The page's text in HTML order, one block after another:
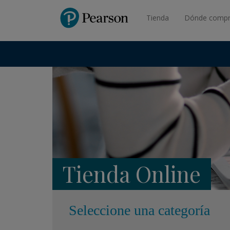
PearsonTienda Dónde
Tienda Online
Seleccione una categoría